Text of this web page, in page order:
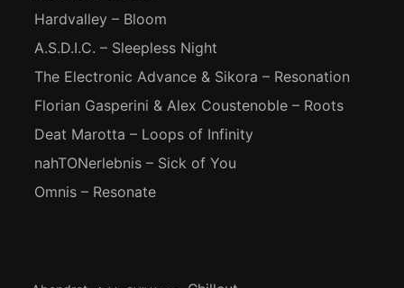
Hardvalley – Bloom
A.S.D.I.C. – Sleepless Night
The Electronic Advance & Sikora – Resonation
Florian Gasperini & Alex Coustenoble – Roots
Deat Marotta – Loops of Infinity
nahTONerlebnis – Sick of You
Omnis – Resonate